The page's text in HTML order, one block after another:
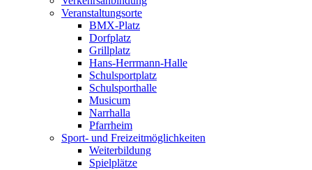
Veranstaltungsorte
BMX-Platz
Dorfplatz
Grillplatz
Hans-Herrmann-Halle
Schulsportplatz
Schulsporthalle
Musicum
Narrhalla
Pfarrheim
Sport- und Freizeitmöglichkeiten
Weiterbildung
Spielplätze